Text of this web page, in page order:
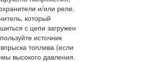
и/или реле.
который
с цепи загружен
источник
топлива (если
высокого давления.